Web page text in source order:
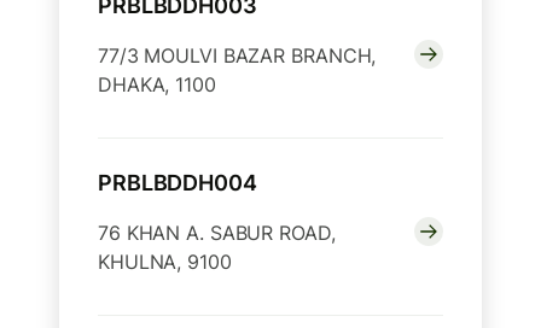
PRBLBDDH003
77/3 MOULVI BAZAR BRANCH,
DHAKA, 1100
PRBLBDDH004
76 KHAN A. SABUR ROAD,
KHULNA, 9100